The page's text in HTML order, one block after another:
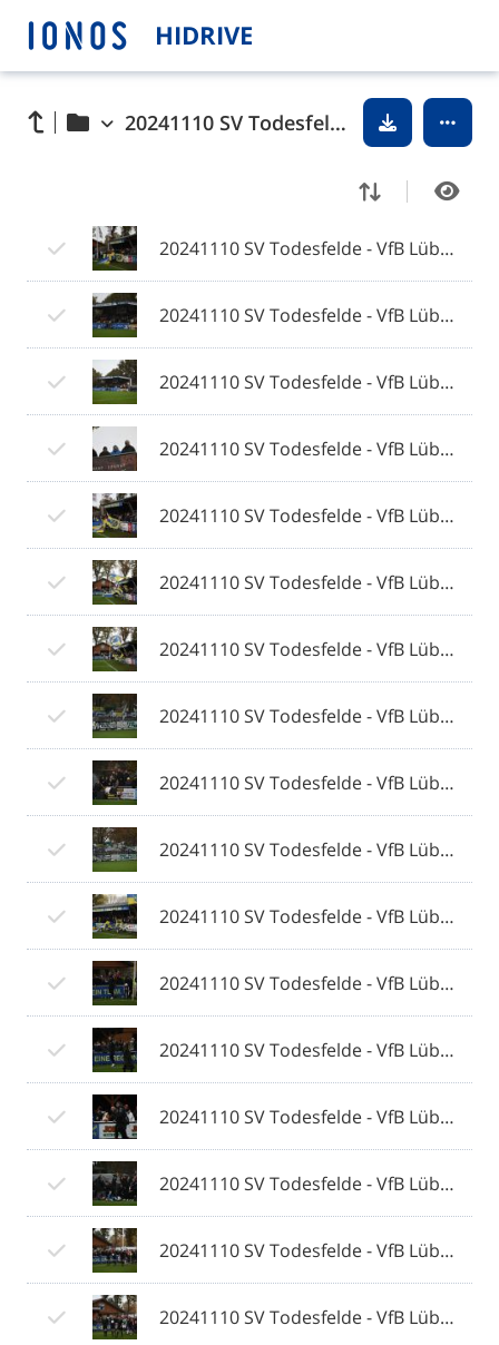
HIDRIVE
20241110 SV Todesfelde - VfB Lübeck © 2024 Olaf Wegerich
20241110 SV Todesfelde - VfB Lübeck 001 © 2024 Olaf Wegerich.jpg
20241110 SV Todesfelde - VfB Lübeck 002 © 2024 Olaf Wegerich.jpg
20241110 SV Todesfelde - VfB Lübeck 003 © 2024 Olaf Wegerich.jpg
20241110 SV Todesfelde - VfB Lübeck 004 © 2024 Olaf Wegerich.jpg
20241110 SV Todesfelde - VfB Lübeck 005 © 2024 Olaf Wegerich.jpg
20241110 SV Todesfelde - VfB Lübeck 006 © 2024 Olaf Wegerich.jpg
20241110 SV Todesfelde - VfB Lübeck 007 © 2024 Olaf Wegerich.jpg
20241110 SV Todesfelde - VfB Lübeck 008 © 2024 Olaf Wegerich.jpg
20241110 SV Todesfelde - VfB Lübeck 009 © 2024 Olaf Wegerich.jpg
20241110 SV Todesfelde - VfB Lübeck 010 © 2024 Olaf Wegerich.jpg
20241110 SV Todesfelde - VfB Lübeck 011 © 2024 Olaf Wegerich.jpg
20241110 SV Todesfelde - VfB Lübeck 012 © 2024 Olaf Wegerich.jpg
20241110 SV Todesfelde - VfB Lübeck 013 © 2024 Olaf Wegerich.jpg
20241110 SV Todesfelde - VfB Lübeck 014 © 2024 Olaf Wegerich.jpg
20241110 SV Todesfelde - VfB Lübeck 015 © 2024 Olaf Wegerich.jpg
20241110 SV Todesfelde - VfB Lübeck 016 © 2024 Olaf Wegerich.jpg
20241110 SV Todesfelde - VfB Lübeck 017 © 2024 Olaf Wegerich.jpg